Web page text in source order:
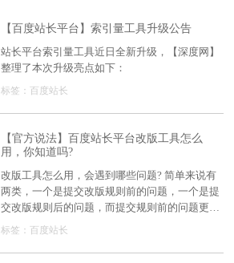
【百度站长平台】索引量工具升级公告
站长平台索引量工具近日全新升级，【深度网】
整理了本次升级亮点如下：
标签： 百度站长
【官方说法】百度站长平台改版工具怎么
用，你知道吗?
改版工具怎么用，会遇到哪些问题? 简单来说有
两类，一个是提交改版规则前的问题，一个是提
交改版规则后的问题，而提交规则前的问题更多
影响到后续生效，我们【深度网】就来讲下提交
标签： 百度站长